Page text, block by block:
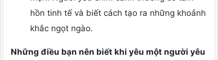
hồn tinh tế và biết cách tạo ra những khoảnh
khắc ngọt ngào.
Những điều bạn nên biết khi yêu một người yêu